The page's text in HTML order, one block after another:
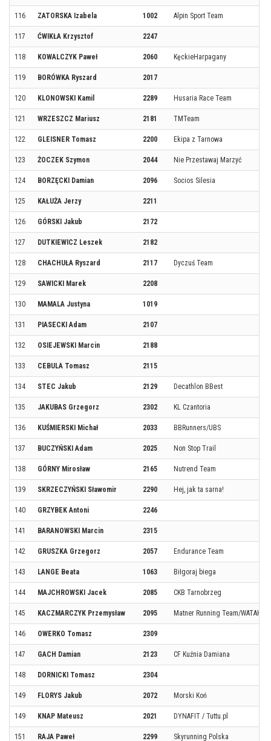
116 ZATORSKA Izabela 1002 Alpin Sport Team
117 ĆWIKŁA Krzysztof 2247
118 KOWALCZYK Paweł 2060 KęckieHarpagany
119 BORÓWKA Ryszard 2017
120 KLONOWSKI Kamil 2289 Husaria Race Team
121 WRZESZCZ Mariusz 2181 TMTeam
122 GLEISNER Tomasz 2200 Ekipa z Tarnowa
123 ŻOCZEK Szymon 2044 Nie Przestawaj Marzyć
124 BORZĘCKI Damian 2096 Socios Silesia
125 KAŁUŻA Jerzy 2211
126 GÓRSKI Jakub 2172
127 DUTKIEWICZ Leszek 2182
128 CHACHUŁA Ryszard 2117 Dyczuś Team
129 SAWICKI Marek 2208
130 MAMALA Justyna 1019
131 PIASECKI Adam 2107
132 OSIEJEWSKI Marcin 2188
133 CEBULA Tomasz 2115
134 STEC Jakub 2129 Decathlon BBest
135 JAKUBAS Grzegorz 2302 KL Czantoria
136 KUŚMIERSKI Michał 2033 BBRunners/UBS
137 BUCZYŃSKI Adam 2025 Non Stop Trail
138 GÓRNY Mirosław 2165 Nutrend Team
139 SKRZECZYŃSKI Sławomir 2290 Hej, jak ta sarna!
140 GRZYBEK Antoni 2246
141 BARANOWSKI Marcin 2315
142 GRUSZKA Grzegorz 2057 Endurance Team
143 LANGE Beata 1063 Biłgoraj biega
144 MAJCHROWSKI Jacek 2085 CKB Tarnobrzeg
145 KACZMARCZYK Przemysław 2095 Matner Running Team/WATAHA
146 OWERKO Tomasz 2309
147 GACH Damian 2123 CF Kuźnia Damiana
148 DORNICKI Tomasz 2304
149 FLORYS Jakub 2072 Morski Koń
149 KNAP Mateusz 2021 DYNAFIT / Tuttu.pl
151 RAJA Paweł 2299 Skyrunning Polska